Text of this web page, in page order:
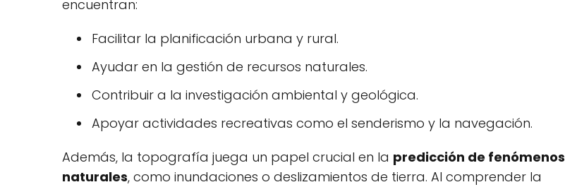
encuentran:
Facilitar la planificación urbana y rural.
Ayudar en la gestión de recursos naturales.
Contribuir a la investigación ambiental y geológica.
Apoyar actividades recreativas como el senderismo y la navegación.
Además, la topografía juega un papel crucial en la predicción de fenómenos
naturales, como inundaciones o deslizamientos de tierra. Al comprender la